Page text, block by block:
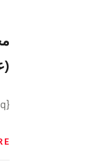
{https://soundcloud.com/majzooban/a76cll5wtpuq}